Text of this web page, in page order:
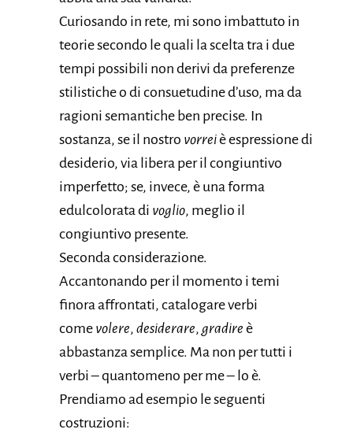
Curiosando in rete, mi sono imbattuto in
teorie secondo le quali la scelta tra i due
tempi possibili non derivi da preferenze
stilistiche o di consuetudine d’uso, ma da
ragioni semantiche ben precise. In
sostanza, se il nostro vorreiè espressione di
desiderio, via libera per il congiuntivo
imperfetto; se, invece, è una forma
edulcolorata di voglio, meglio il
congiuntivo presente.
Seconda considerazione.
Accantonando per il momento i temi
finora affrontati, catalogare verbi
come volere, desiderare, gradire è
abbastanza semplice. Ma non per tutti i
verbi – quantomeno per me – lo è.
Prendiamo ad esempio le seguenti
costruzioni: